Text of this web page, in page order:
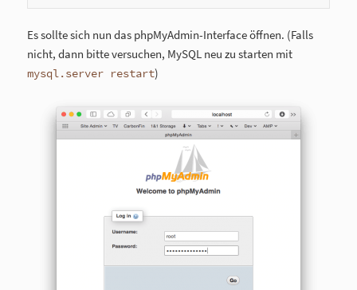
Es sollte sich nun das phpMyAdmin-Interface öffnen. (Falls
nicht, dann bitte versuchen, MySQL neu zu starten mit
mysql.server restart)